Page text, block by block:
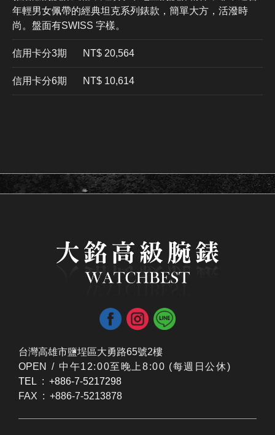
年輕男女佩帶的經典坦克系列錶款，簡單大方，活潑時
尚。盤面有SWISS 字樣。
信用卡分3期 ​NT$ 20,564
信用卡分6期 NT$ 10,614
台灣高雄市鹽埕區大勇路65號2樓
OPEN / ​中午12:00至晚上8:00 (每週日公休)
TEL : +886-7-5217298
FAX : +886-7-5213878